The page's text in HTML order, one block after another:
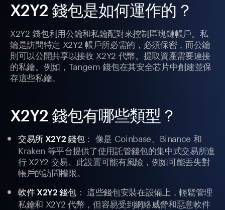
X2Y2 錢包是如何運作的？
X2Y2 錢包利用公鑰和私鑰配對來控制區塊鏈帳戶。私
鑰是訪問特定 X2Y2 帳戶所必需的，必須保密，而公鑰
則可以公開共享以接收 X2Y2 代幣。提取資產需要連接
的私鑰。例如，Tangem 錢包在其安全芯片中創建並保
存這些私鑰。
X2Y2 錢包有哪些類型？
交易所 X2Y2 錢包： 像是 Coinbase、Binance 和
Kraken 等平台提供了使用託管錢包的集中式交易所進
行 X2Y2 交易。此設置可能有風險，例如可能丟失對
帳戶的訪問權限。
軟件 X2Y2 錢包： 這些錢包安裝在設備上，輕鬆管理
私鑰和 X2Y2 代幣，但容易受到網絡威脅和惡意軟件